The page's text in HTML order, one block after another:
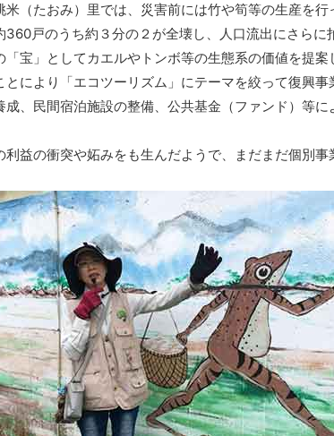
（たおみ）里では、災害前には竹や筍等の生産を
戸のうち約３分の２が全壊し、人口流出にさら
宝」としてカエルやトンボ等の生態系の価値を提
により「エコツーリズム」にテーマを絞って復興
、民間宿泊施設の整備、公共基金（ファンド）等
益の衝突や妬みをも生んだようで、まだまだ個別